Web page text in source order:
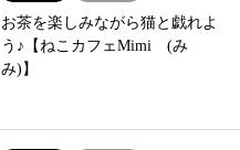
お茶を楽しみながら猫と戯れよ
う♪【ねこカフェMimi (み
み)】